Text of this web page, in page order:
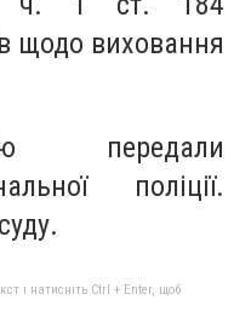
щодо виховання
передали
поліції.
і натисніть Ctrl + Enter, щоб